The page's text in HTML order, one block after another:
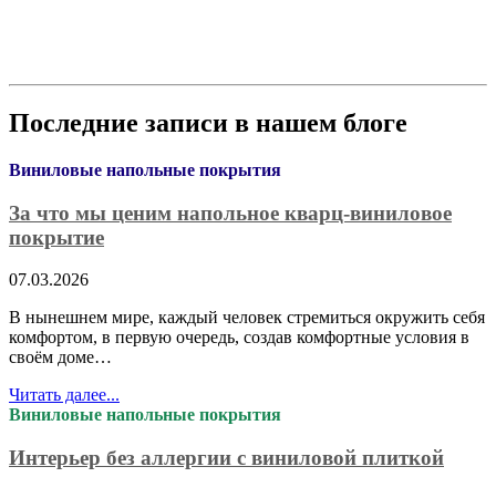
Последние записи в нашем блоге
Виниловые напольные покрытия
За что мы ценим напольное кварц-виниловое
покрытие
07.03.2026
В нынешнем мире, каждый человек стремиться окружить себя
комфортом, в первую очередь, создав комфортные условия в
своём доме…
Читать далее...
Виниловые напольные покрытия
Интерьер без аллергии с виниловой плиткой